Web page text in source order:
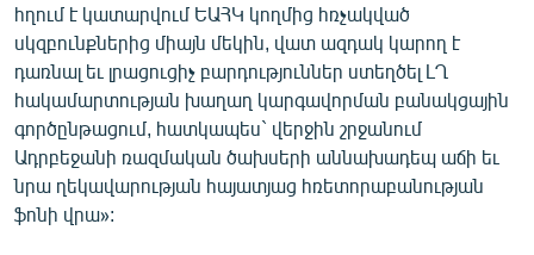
հղում է կատարվում ԵԱՀԿ կողմից հռչակված
սկզբունքներից միայն մեկին, վատ ազդակ կարող է
դառնալ եւ լրացուցիչ բարդություններ ստեղծել ԼՂ
հակամարտության խաղաղ կարգավորման բանակցային
գործընթացում, հատկապես` վերջին շրջանում
Ադրբեջանի ռազմական ծախսերի աննախադեպ աճի եւ
նրա ղեկավարության հայատյաց հռետորաբանության
ֆոնի վրա»: